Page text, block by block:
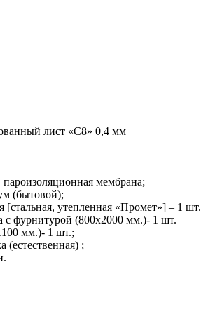
лист «С8» 0,4 мм
мембрана;
(бытовой);
[стальная, утепленная «Промет»] – 1 шт.
фурнитурой (800х2000 мм.)- 1 шт.
мм.)- 1 шт.;
(естественная) ;